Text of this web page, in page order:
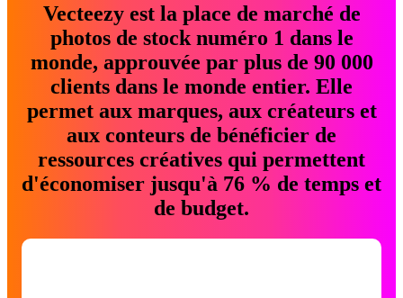
Vecteezy est la place de marché de
photos de stock numéro 1 dans le
monde, approuvée par plus de 90 000
clients dans le monde entier. Elle
permet aux marques, aux créateurs et
aux conteurs de bénéficier de
ressources créatives qui permettent
d'économiser jusqu'à 76 % de temps et
de budget.